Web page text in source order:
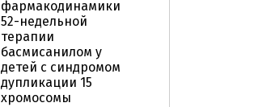
фармакодинамики
52-недельной
терапии
басмисанилом у
детей с синдромом
дупликации 15
хромосомы